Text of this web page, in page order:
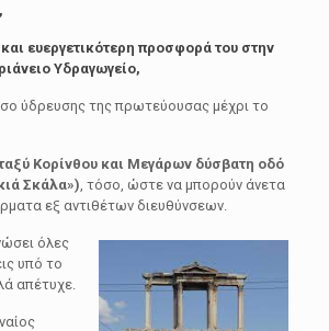
ευεργετικότερη προσφορά του στην
Υδραγωγείο,
ύδρευσης της πρωτεύουσας μέχρι το
Κορίνθου και Μεγάρων δύσβατη οδό
Σκάλα»), τόσο, ώστε να μπορούν άνετα
εξ αντιθέτων διευθύνσεων.
όλες
υπό το
απέτυχε.